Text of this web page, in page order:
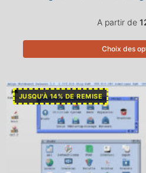
A partir de
Choix des
JUSQU'À 14% DE REMISE